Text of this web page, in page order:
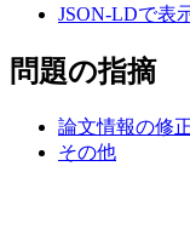
JSON-LDで表
問題の指摘
論文情報の修
その他